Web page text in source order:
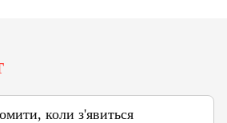
коли з'явиться